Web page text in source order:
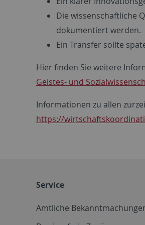
Die wissenschaftliche
dokumentiert werden.
Ein Transfer sollte
Hier finden Sie weitere
Geistes- und
Informationen zu allen
https://
Service
Amtliche